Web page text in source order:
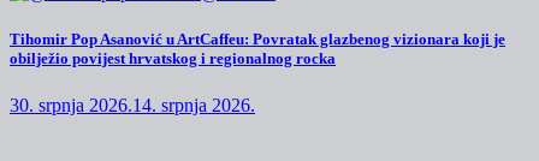
Tihomir Pop Asanović u ArtCaffeu: Povratak glazbenog vizionara koji je
obilježio povijest hrvatskog i regionalnog rocka
30. srpnja 2026.14. srpnja 2026.